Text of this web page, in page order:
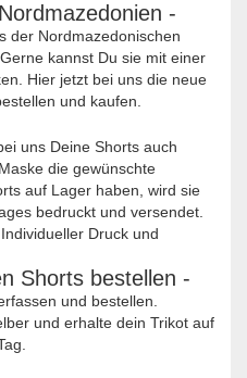
-
der Nordmazedonischen
kannst Du sie mit einer
Hier jetzt bei uns die neue
und kaufen.
uns Deine Shorts auch
die gewünschte
auf Lager haben, wird sie
bedruckt und versendet.
Druck und
Shorts bestellen -
und bestellen.
und erhalte dein Trikot auf